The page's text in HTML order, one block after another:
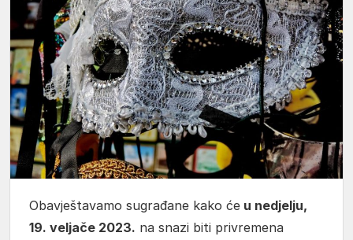
Obavještavamo sugrađane kako će u nedjelju,
19. veljače 2023. na snazi biti privremena